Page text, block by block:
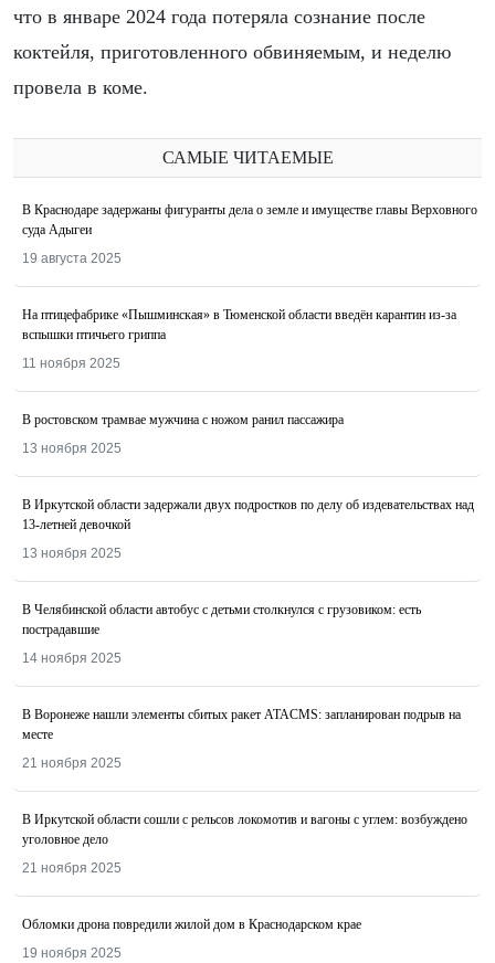
что в январе 2024 года потеряла сознание после
коктейля, приготовленного обвиняемым, и неделю
провела в коме.
САМЫЕ ЧИТАЕМЫЕ
В Краснодаре задержаны фигуранты дела о земле и имуществе главы Верховного
суда Адыгеи
19 августа 2025
На птицефабрике «Пышминская» в Тюменской области введён карантин из-за
вспышки птичьего гриппа
11 ноября 2025
В ростовском трамвае мужчина с ножом ранил пассажира
13 ноября 2025
В Иркутской области задержали двух подростков по делу об издевательствах над
13-летней девочкой
13 ноября 2025
В Челябинской области автобус с детьми столкнулся с грузовиком: есть
пострадавшие
14 ноября 2025
В Воронеже нашли элементы сбитых ракет ATACMS: запланирован подрыв на
месте
21 ноября 2025
В Иркутской области сошли с рельсов локомотив и вагоны с углем: возбуждено
уголовное дело
21 ноября 2025
Обломки дрона повредили жилой дом в Краснодарском крае
19 ноября 2025